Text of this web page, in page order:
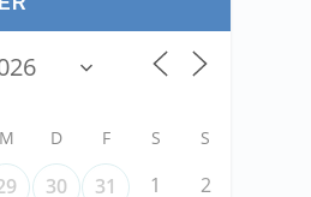
M D F S S
30 31 1
2